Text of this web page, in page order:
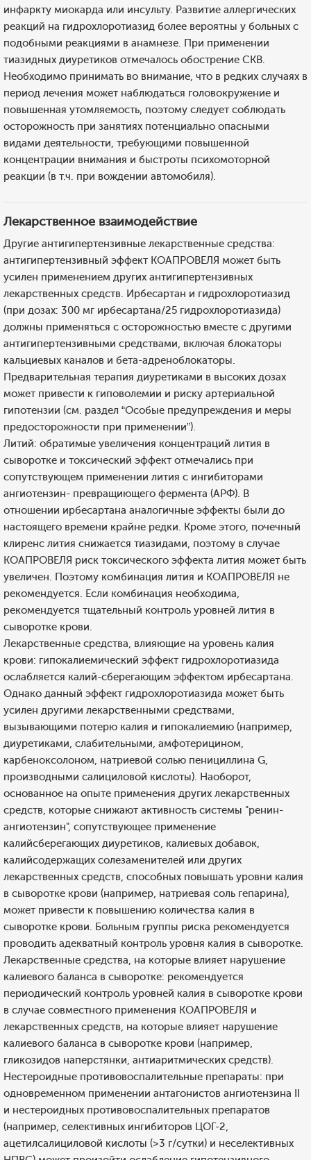
инфаркту миокарда или инсульту. Развитие аллергических
реакций на гидрохлоротиазид более вероятны у больных с
подобными реакциями в анамнезе. При применении
тиазидных диуретиков отмечалось обострение СКВ.
Необходимо принимать во внимание, что в редких случаях в
период лечения может наблюдаться головокружение и
повышенная утомляемость, поэтому следует соблюдать
осторожность при занятиях потенциально опасными
видами деятельности, требующими повышенной
концентрации внимания и быстроты психомоторной
реакции (в т.ч. при вождении автомобиля).
Лекарственное взаимодействие
Другие антигипертензивные лекарственные средства:
антигипертензивный эффект КОАПРОВЕЛЯ может быть
усилен применением других антигипертензивных
лекарственных средств. Ирбесартан и гидрохлоротиазид
(при дозах: 300 мг ирбесартана/25 гидрохлоротиазида)
должны применяться с осторожностью вместе с другими
антигипертензивными средствами, включая блокаторы
кальциевых каналов и бета-адреноблокаторы.
Предварительная терапия диуретиками в высоких дозах
может привести к гиповолемии и риску артериальной
гипотензии (см. раздел “Особые предупреждения и меры
предосторожности при применении”).
Литий: обратимые увеличения концентраций лития в
сыворотке и токсический эффект отмечались при
сопутствующем применении лития с ингибиторами
ангиотензин- превращиющего фермента (АРФ). В
отношении ирбесартана аналогичные эффекты были до
настоящего времени крайне редки. Кроме этого, почечный
клиренс лития снижается тиазидами, поэтому в случае
КОАПРОВЕЛЯ риск токсического эффекта лития может быть
увеличен. Поэтому комбинация лития и КОАПРОВЕЛЯ не
рекомендуется. Если комбинация необходима,
рекомендуется тщательный контроль уровней лития в
сыворотке крови.
Лекарственные средства, влияющие на уровень калия
крови: гипокалиемический эффект гидрохлоротиазида
ослабляется калий-сберегающим эффектом ирбесартана.
Однако данный эффект гидрохлоротиазида может быть
усилен другими лекарственными средствами,
вызывающими потерю калия и гипокалиемию (например,
диуретиками, слабительными, амфотерицином,
карбеноксолоном, натриевой солью пенициллина G,
производными салициловой кислоты). Наоборот,
основанное на опыте применения других лекарственных
средств, которые снижают активность системы "ренин-
ангиотензин", сопутствующее применение
калийсберегающих диуретиков, калиевых добавок,
калийсодержащих солезаменителей или других
лекарственных средств, способных повышать уровни калия
в сыворотке крови (например, натриевая соль гепарина),
может привести к повышению количества калия в
сыворотке крови. Больным группы риска рекомендуется
проводить адекватный контроль уровня калия в сыворотке.
Лекарственные средства, на которые влияет нарушение
калиевого баланса в сыворотке: рекомендуется
периодический контроль уровней калия в сыворотке крови
в случае совместного применения КОАПРОВЕЛЯ и
лекарственных средств, на которые влияет нарушение
калиевого баланса в сыворотке крови (например,
гликозидов наперстянки, антиаритмических средств).
Нестероидные противовоспалительные препараты: при
одновременном применении антагонистов ангиотензина II
и нестероидных противовоспалительных препаратов
(например, селективных ингибиторов ЦОГ-2,
ацетилсалициловой кислоты (>3 г/сутки) и неселективных